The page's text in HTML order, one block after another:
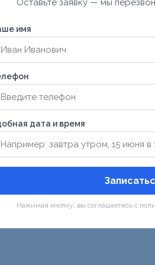
Оставьте заявку — мы
имя
дата и время
Нажимая кнопку, вы соглашаетесь с